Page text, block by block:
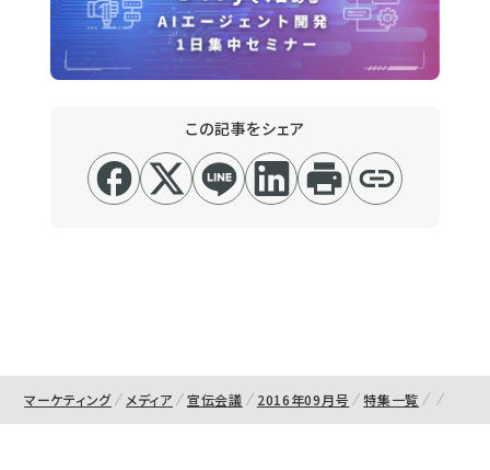
この記事をシェア
マーケティング メディア 宣伝会議 2016年09月号 特集一覧